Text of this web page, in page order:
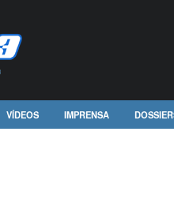
VÍDEOS IMPRENSA